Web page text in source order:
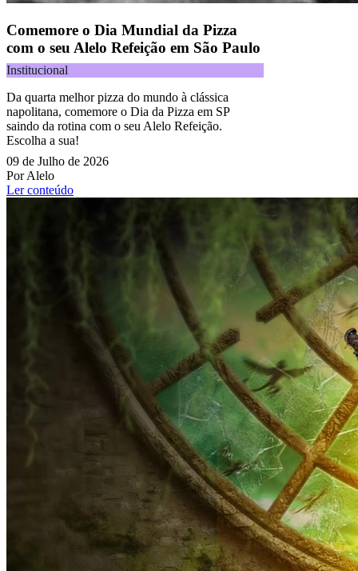
Comemore o Dia Mundial da Pizza
com o seu Alelo Refeição em São Paulo
Institucional
Da quarta melhor pizza do mundo à clássica
napolitana, comemore o Dia da Pizza em SP
saindo da rotina com o seu Alelo Refeição.
Escolha a sua!
09 de Julho de 2026
Por Alelo
Ler conteúdo